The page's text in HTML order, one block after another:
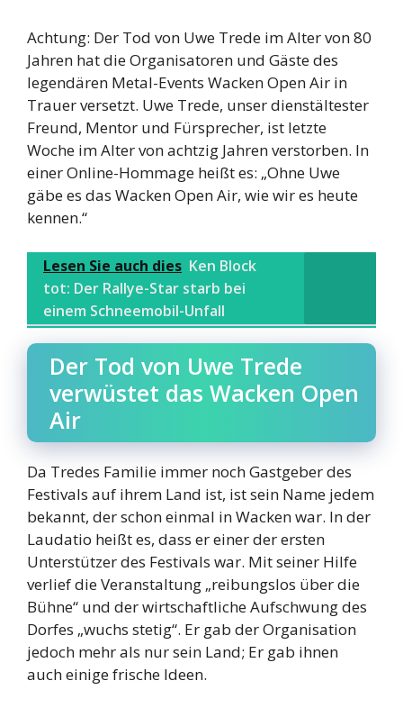
Achtung: Der Tod von Uwe Trede im Alter von 80
Jahren hat die Organisatoren und Gäste des
legendären Metal-Events Wacken Open Air in
Trauer versetzt. Uwe Trede, unser dienstältester
Freund, Mentor und Fürsprecher, ist letzte
Woche im Alter von achtzig Jahren verstorben. In
einer Online-Hommage heißt es: „Ohne Uwe
gäbe es das Wacken Open Air, wie wir es heute
kennen.“
Lesen Sie auch dies Ken Block
tot: Der Rallye-Star starb bei
einem Schneemobil-Unfall
Der Tod von Uwe Trede
verwüstet das Wacken Open
Air
Da Tredes Familie immer noch Gastgeber des
Festivals auf ihrem Land ist, ist sein Name jedem
bekannt, der schon einmal in Wacken war. In der
Laudatio heißt es, dass er einer der ersten
Unterstützer des Festivals war. Mit seiner Hilfe
verlief die Veranstaltung „reibungslos über die
Bühne“ und der wirtschaftliche Aufschwung des
Dorfes „wuchs stetig“. Er gab der Organisation
jedoch mehr als nur sein Land; Er gab ihnen
auch einige frische Ideen.